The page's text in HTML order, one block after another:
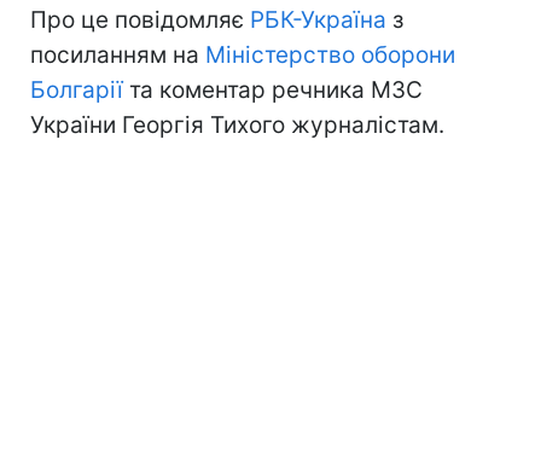
Про це повідомляє РБК-Україна з
посиланням на Міністерство оборони
Болгаріїта коментар речника МЗС
України Георгія Тихого журналістам.